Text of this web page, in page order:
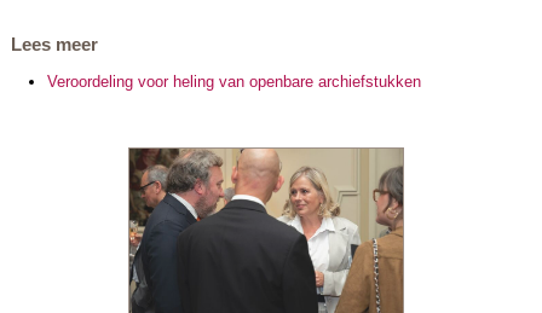
Lees meer
Veroordeling voor heling van openbare archiefstukken